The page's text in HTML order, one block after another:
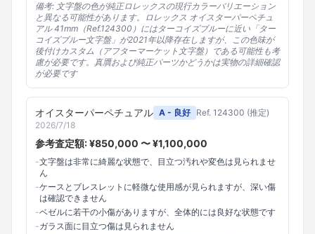
備考: 文字盤の色が純正ロレックスの現行カラーバリエーション
と異なる可能性があります。ロレックス オイスターパーペチュ
アル 41mm（Ref.124300）にはターコイズブルーに近い「ター
コイズブルー文字盤」が2021年以降存在しますが、この色味が
後付けカスタム（アフターマーケット文字盤）である可能性も考
慮が必要です。真贋および純正パーツかどうかは実物の詳細確認
が必要です
オイスターパーペチュアル A - 良好 Ref. 124300 (推定)
2026/7/18
参考査定額: ¥850,000 〜 ¥1,100,000
-文字盤は非常に綺麗な状態で、目立つ汚れや変色は見られませ
ん
-ケースとブレスレットに軽微な使用感が見られますが、深い傷
は確認できません
-ベゼルに若干の小傷がありますが、全体的には良好な状態です
-ガラス面に目立つ傷は見られません